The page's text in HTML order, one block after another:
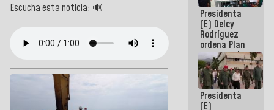
Escucha esta noticia: 🔊 Presidenta
(E) Delcy
Rodríguez
ordena Plan
maestro de
desarrollo
logístico y
turístico
para La
Guaira
Presidenta
(E)